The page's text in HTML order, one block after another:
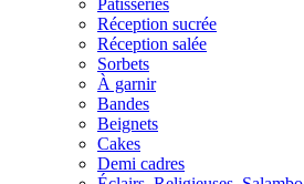
Pâtisseries
Réception sucrée
Réception salée
Sorbets
À garnir
Bandes
Beignets
Cakes
Demi cadres